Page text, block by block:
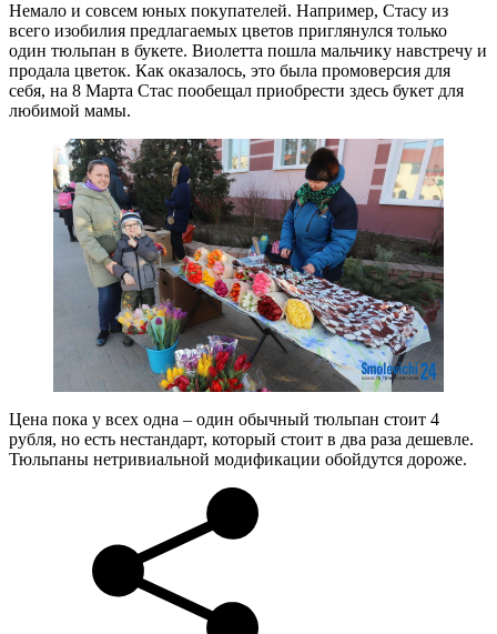
Немало и совсем юных покупателей. Например, Стасу из
всего изобилия предлагаемых цветов приглянулся только
один тюльпан в букете. Виолетта пошла мальчику навстречу и
продала цветок. Как оказалось, это была промоверсия для
себя, на 8 Марта Стас пообещал приобрести здесь букет для
любимой мамы.
Цена пока у всех одна – один обычный тюльпан стоит 4
рубля, но есть нестандарт, который стоит в два раза дешевле.
Тюльпаны нетривиальной модификации обойдутся дороже.